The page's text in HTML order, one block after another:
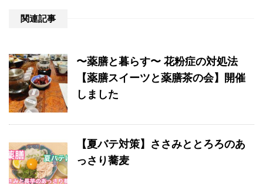
関連記事
〜薬膳と暮らす〜 花粉症の対処法
【薬膳スイーツと薬膳茶の会】開催
しました
【夏バテ対策】ささみととろろのあ
っさり蕎麦